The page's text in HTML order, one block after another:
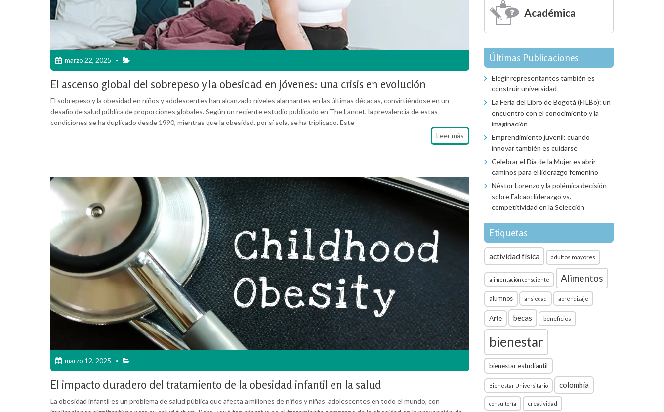
marzo 22, 2025
El ascenso global del sobrepeso y la obesidad en jóvenes: una crisis en evolución
El sobrepeso y la obesidad en niños y adolescentes han alcanzado niveles alarmantes en las últimas décadas, convirtiéndose en un
desafío de salud pública de proporciones globales. Según un reciente estudio publicado en The Lancet, la prevalencia de estas
condiciones se ha duplicado desde 1990, mientras que la obesidad, por sí sola, se ha triplicado. Este
Leer más
marzo 12, 2025
El impacto duradero del tratamiento de la obesidad infantil en la salud
La obesidad infantil es un problema de salud pública que afecta a millones de niños y niñas adolescentes en todo el mundo, con
Académica
Últimas Publicaciones
Elegir representantes también es
construir universidad
La Feria del Libro de Bogotá (FILBo): un
encuentro con el conocimiento y la
imaginación
Emprendimiento juvenil: cuando
innovar también es cuidarse
Celebrar el Día de la Mujer es abrir
caminos para el liderazgo femenino
Néstor Lorenzo y la polémica decisión
sobre Falcao: liderazgo vs.
competitividad en la Selección
Etiquetas
actividad física adultos mayores
alimentación consciente Alimentos
alumnos ansiedad aprendizaje
Arte becas beneficios
bienestar
bienestar estudiantil
Bienestar Universitario colombia
consultoría creatividad